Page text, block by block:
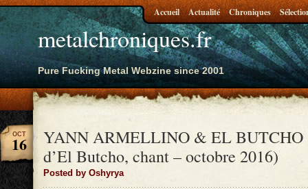
metalchroniques.fr
Pure Fucking Metal Webzine since 2001
Accueil Actualité Chroniques
YANN ARMELLINO & EL BUTCHO
d’El Butcho, chant – octobre 2016)
Posted by Oshyrya
OCT
16